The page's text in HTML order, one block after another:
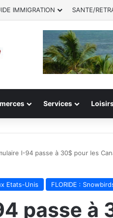
IMMIGRATION SANTE/
Services
I-94 passe à 30$ pour les
Etats-Unis FLORIDE :
passe à